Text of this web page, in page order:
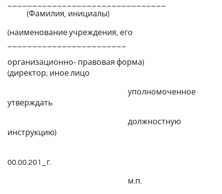
(Фамилия, инициалы)
(наименование учреждения, его
организационно- правовая форма)
(директор; иное лицо
уполномоченное
утверждать
должностную
инструкцию)
00.00.201_г.
м.п.